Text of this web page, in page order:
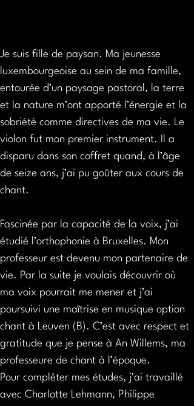
Je suis fille de paysan. Ma jeunesse
luxembourgeoise au sein de ma famille,
entourée d’un paysage pastoral, la terre
et la nature m’ont apporté l’énergie et la
sobriété comme directives de ma vie. Le
violon fut mon premier instrument. Il a
disparu dans son coffret quand, à l’âge
de seize ans, j’ai pu goûter aux cours de
chant.
Fascinée par la capacité de la voix, j’ai
étudié l’orthophonie à Bruxelles. Mon
professeur est devenu mon partenaire de
vie. Par la suite je voulais découvrir où
ma voix pourrait me mener et j’ai
poursuivi une maîtrise en musique option
chant à Leuven (B). C’est avec respect et
gratitude que je pense à An Willems, ma
professeure de chant à l’époque.
Pour compléter mes études, j'ai travaillé
avec Charlotte Lehmann, Philippe